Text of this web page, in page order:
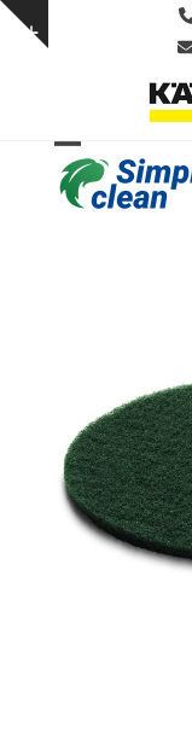
Skip
Show
Open
mobile
Close
mobile